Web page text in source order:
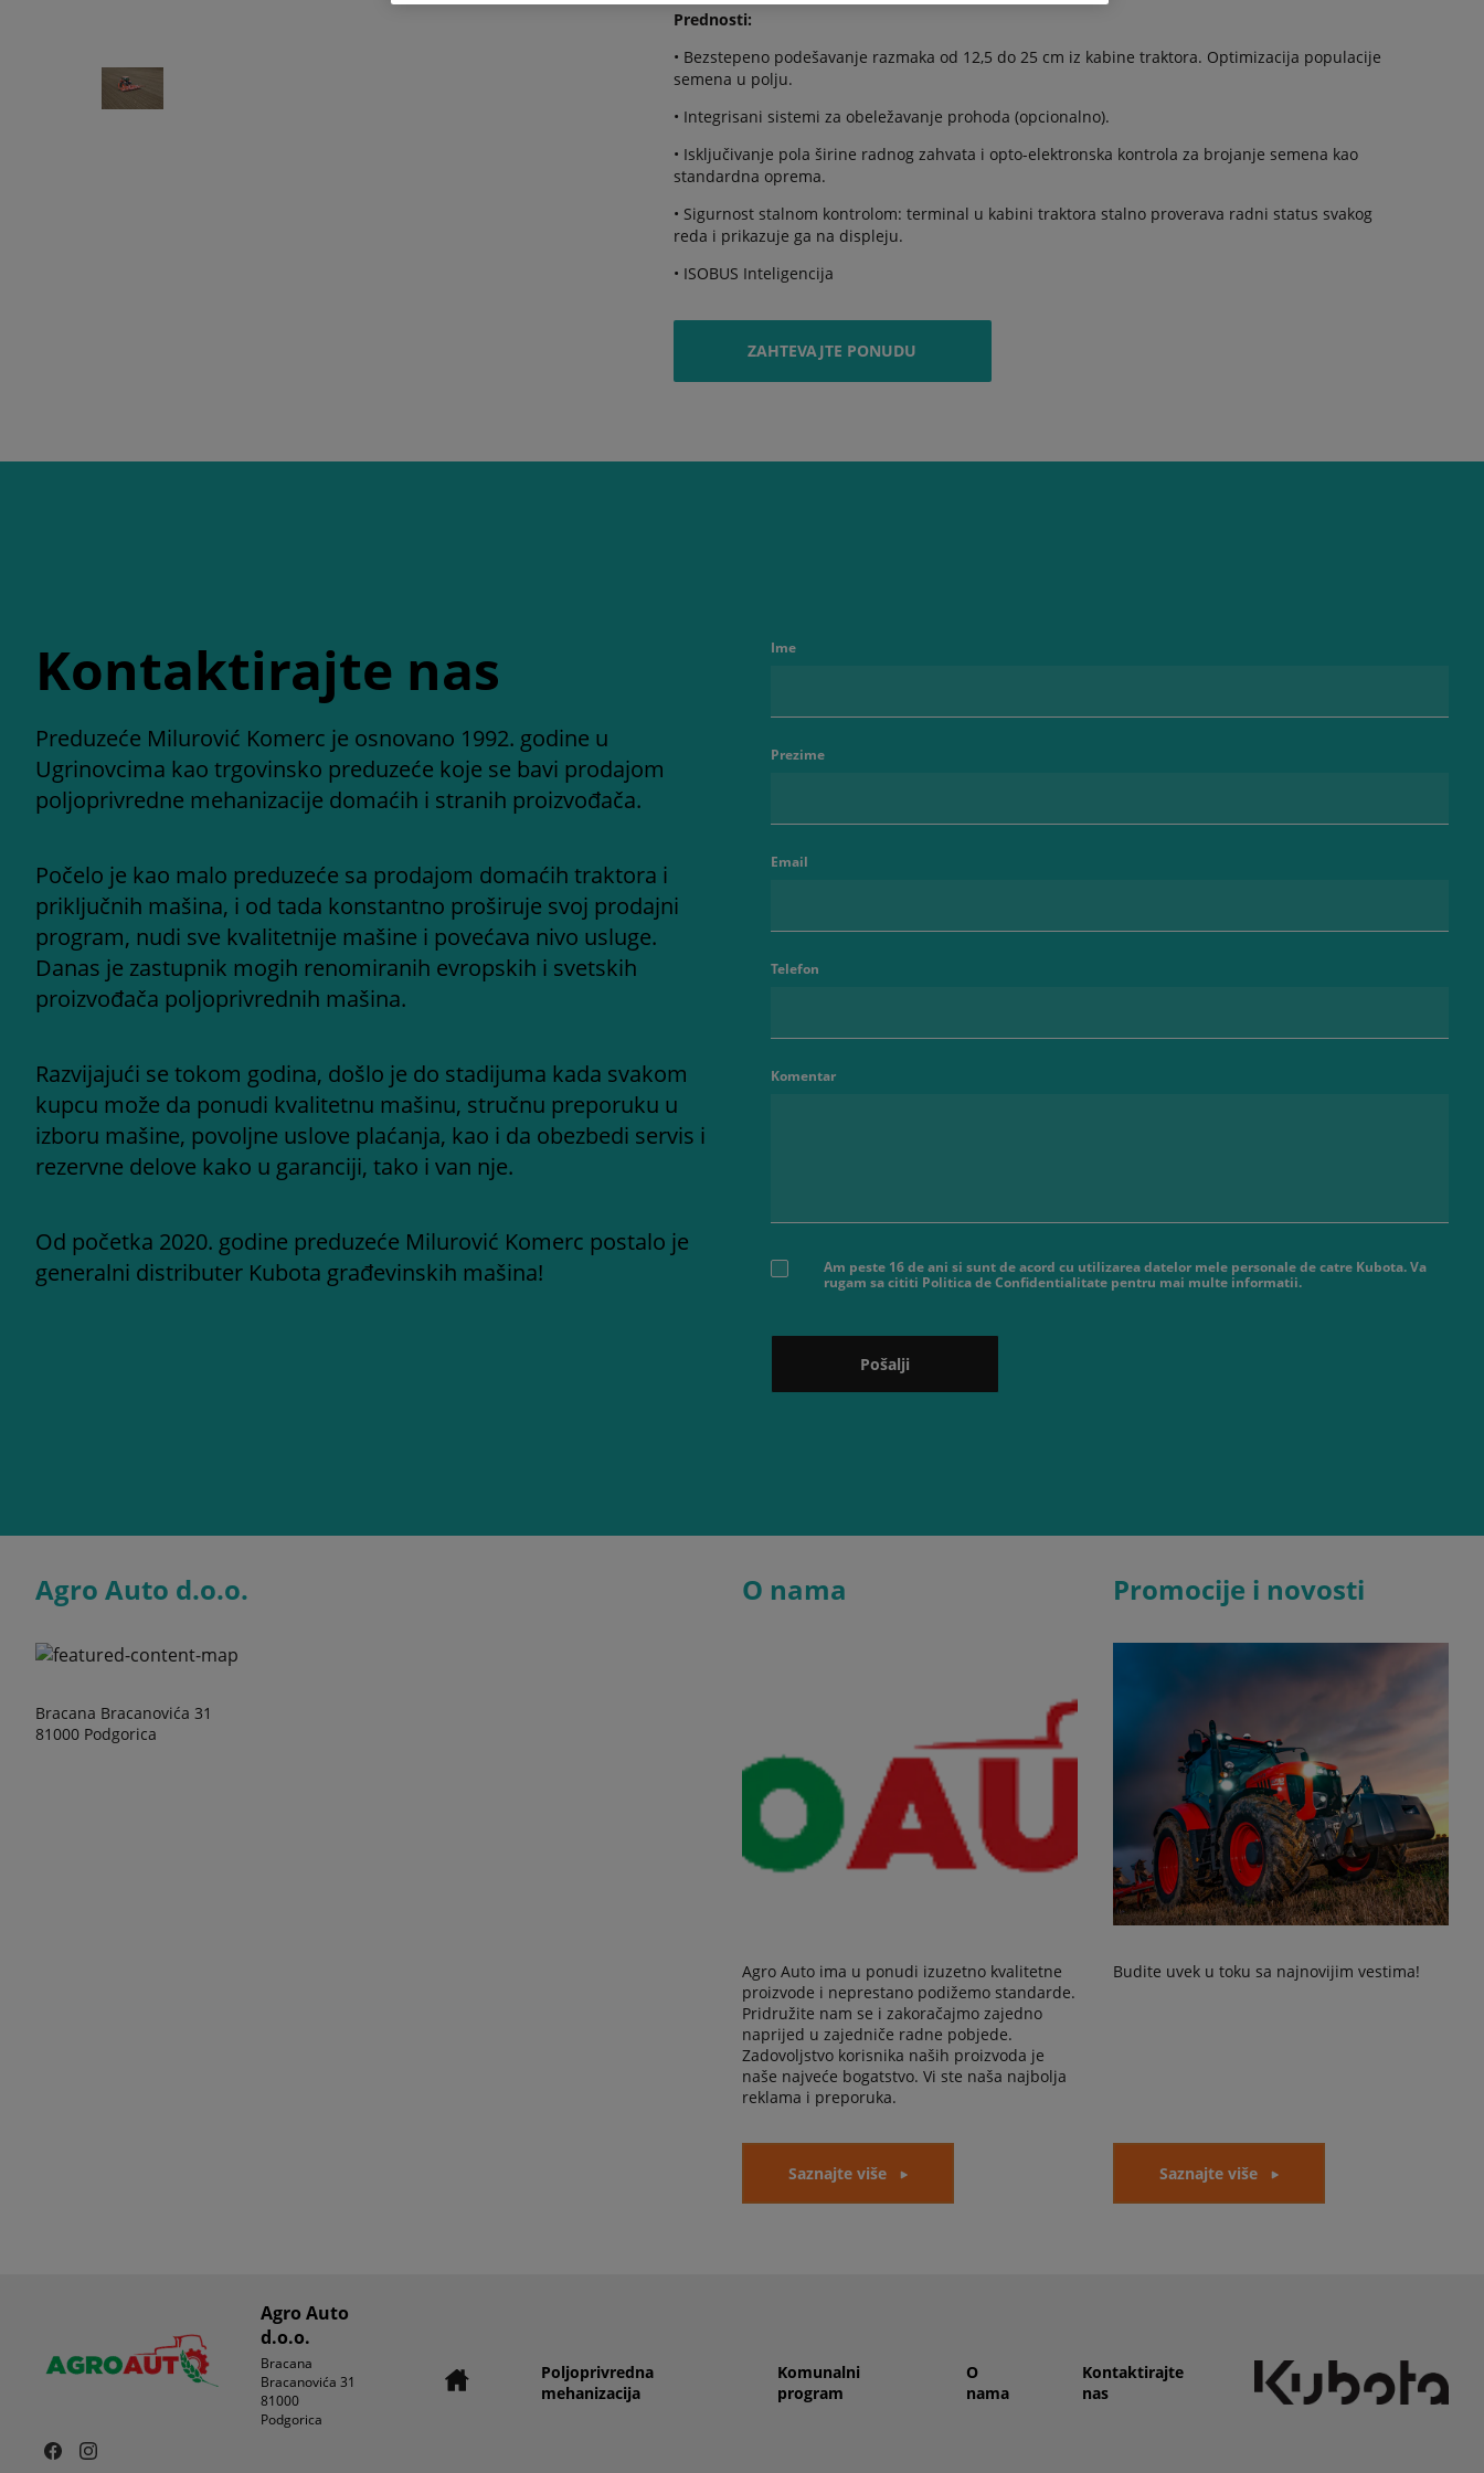
Prednosti:
• Bezstepeno podešavanje razmaka od 12,5 do 25 cm iz kabine traktora. Optimizacija populacije
semena u polju.
• Integrisani sistemi za obeležavanje prohoda (opcionalno).
• Isključivanje pola širine radnog zahvata i opto-elektronska kontrola za brojanje semena kao
standardna oprema.
• Sigurnost stalnom kontrolom: terminal u kabini traktora stalno proverava radni status svakog
reda i prikazuje ga na displeju.
• ISOBUS Inteligencija
ZAHTEVAJTE PONUDU
Kontaktirajte nas
Preduzeće Milurović Komerc je osnovano 1992. godine u
Ugrinovcima kao trgovinsko preduzeće koje se bavi prodajom
poljoprivredne mehanizacije domaćih i stranih proizvođača.
Počelo je kao malo preduzeće sa prodajom domaćih traktora i
priključnih mašina, i od tada konstantno proširuje svoj prodajni
program, nudi sve kvalitetnije mašine i povećava nivo usluge.
Danas je zastupnik mogih renomiranih evropskih i svetskih
proizvođača poljoprivrednih mašina.
Razvijajući se tokom godina, došlo je do stadijuma kada svakom
kupcu može da ponudi kvalitetnu mašinu, stručnu preporuku u
izboru mašine, povoljne uslove plaćanja, kao i da obezbedi servis i
rezervne delove kako u garanciji, tako i van nje.
Od početka 2020. godine preduzeće Milurović Komerc postalo je
generalni distributer Kubota građevinskih mašina!
Ime
Prezime
Email
Telefon
Komentar
Am peste 16 de ani si sunt de acord cu utilizarea datelor mele personale de catre Kubota. Va
rugam sa cititi Politica de Confidentialitate pentru mai multe informatii.
Pošalji
Agro Auto d.o.o.
Bracana Bracanovića 31
81000 Podgorica
O nama
Agro Auto ima u ponudi izuzetno kvalitetne
proizvode i neprestano podižemo standarde.
Pridružite nam se i zakoračajmo zajedno
naprijed u zajedniče radne pobjede.
Zadovoljstvo korisnika naših proizvoda je
naše najveće bogatstvo. Vi ste naša najbolja
reklama i preporuka.
Saznajte više
Promocije i novosti
Budite uvek u toku sa najnovijim vestima!
Saznajte više
Agro Auto
d.o.o.
Bracana
Bracanovića 31
81000
Podgorica
Poljoprivredna
mehanizacija
Komunalni
program
O
nama
Kontaktirajte
nas